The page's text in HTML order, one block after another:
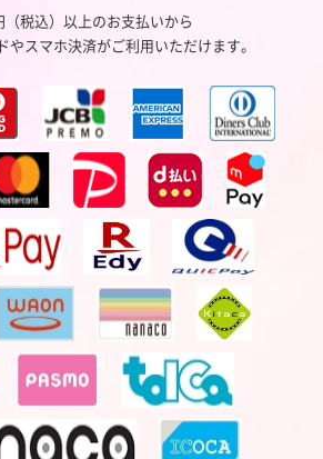
（税込）以上のお支払いから
やスマホ決済がご利用いただけます。